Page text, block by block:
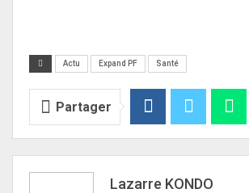
Actu Expand PF Santé
Partager
Lazarre KONDO